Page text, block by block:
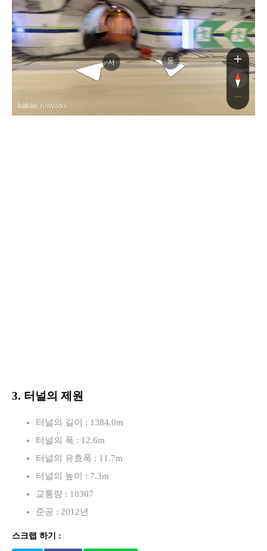
남해고속도로
남해고속도로
서 동
, KnWorks
3. 터널의 제원
터널의 길이 : 1384.0m
터널의 폭 : 12.6m
터널의 유효폭 : 11.7m
터널의 높이 : 7.3m
교통량 : 10307
준공 : 2012년
스크랩 하기 :